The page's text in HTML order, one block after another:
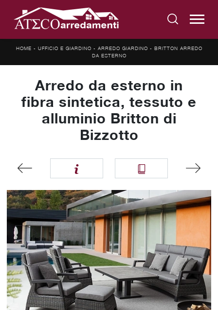
HOME - UFFICIO E GIARDINO - ARREDO GIARDINO - BRITTON ARREDO
DA ESTERNO
Arredo da esterno in
fibra sintetica, tessuto e
alluminio Britton di
Bizzotto